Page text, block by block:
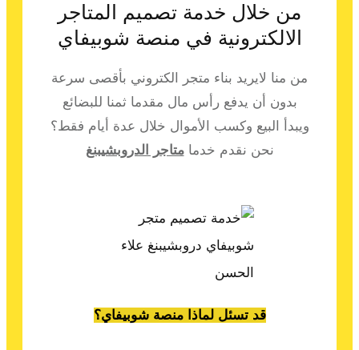
من خلال خدمة تصميم المتاجر
الالكترونية في منصة شوبيفاي
من منا لايريد بناء متجر الكتروني بأقصى سرعة
بدون أن يدفع رأس مال مقدما ثمنا للبضائع
ويبدأ البيع وكسب الأموال خلال عدة أيام فقط؟
نحن نقدم خدمامتاجر الدروبشيبنغ
قد تسئل لماذا منصة شوبيفاي؟